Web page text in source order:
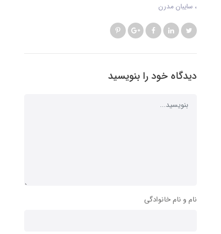
سایبان مدرن
دیدگاه خود را بنویسید
نام و نام خانوادگی